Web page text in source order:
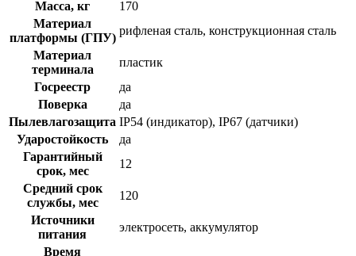
Масса, кг
170
Материал
платформы (ГПУ)
рифленая сталь, конструкционная сталь
Материал
терминала
пластик
Госреестр
да
Поверка
да
Пылевлагозащита IP54 (индикатор), IP67 (датчики)
Ударостойкость
да
Гарантийный
срок, мес
12
Средний срок
службы, мес
120
Источники
питания
электросеть, аккумулятор
Время